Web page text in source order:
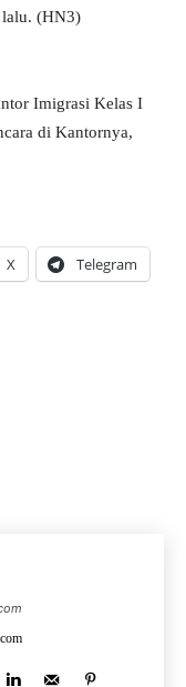
lalu. (HN3)
Imigrasi Kelas I
di Kantornya,
X Telegram